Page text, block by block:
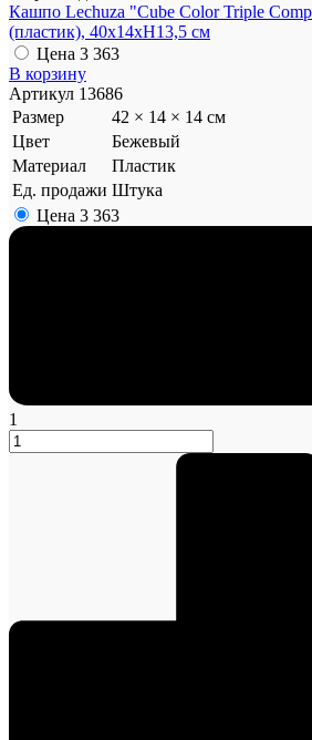
Кашпо Lechuza "Cube Color Triple
(пластик), 40x14xH13,5 см
Цена 3 363
В корзину
Артикул 13686
Размер
42 × 14 × 14 см
Цвет
Бежевый
Материал
Пластик
Ед. продажи Штука
Цена 3 363
1